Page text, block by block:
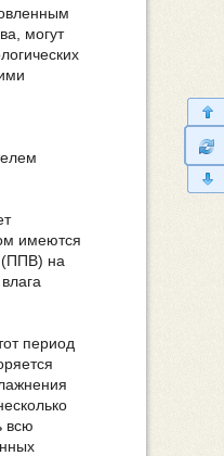
могут
имеются
(ППВ) на
период
всю